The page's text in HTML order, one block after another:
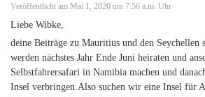
Veröffentlicht am Mai 1, 2020 um 7:56 a.m. Uhr
Liebe Wibke,
deine Beiträge zu Mauritius und den
werden nächstes Jahr Ende Juni heiraten und
Selbstfahrersafari in Namibia machen und
Insel verbringen.Also suchen wir eine Insel für